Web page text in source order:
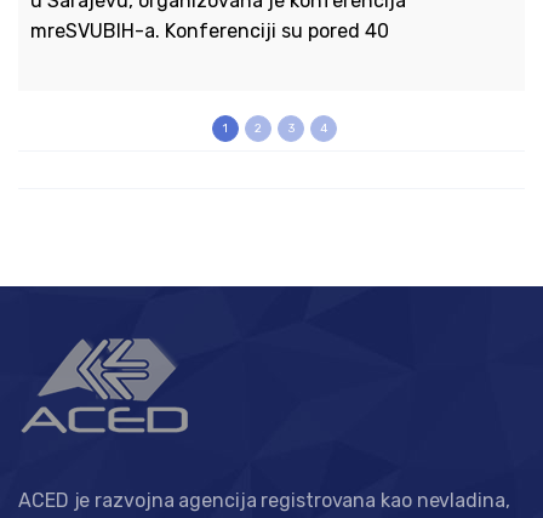
mreSVUBIH-a. Konferenciji su pored 40
1 2 3 4
ACED je razvojna agencija registrovana kao nevladina,